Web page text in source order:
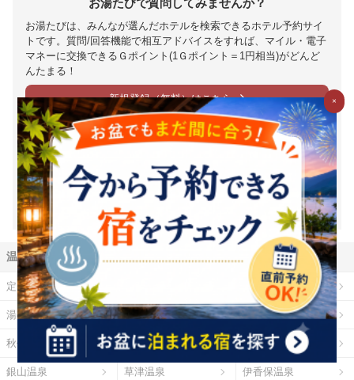
お湯たびは、みんなが選んだホテルを検索できるホテル予約サイ
トです。質問/回答機能で相互アドバイスをすれば、マイル・電子
マネーに交換できるＧポイント(1Ｇポイント＝1円相当)がどんど
んたまる！
新規登録（無料）はこちら
※1Ｇ＝1円相当は、Ｇポイントの価値の目安となります。ポイント
交換時には、原則として交換手数料が発生します。（一部の交換パ
ートナーを除く）また、交換レートや最低交換数量がパートナーご
とに設定されているため、実質的には1円相当を下回ります。（一部
下回らない場合もございます）詳細は各パートナー毎の交換詳細ペ
ージをご確認ください。
温泉地から探す
定山渓温泉 十勝川温泉
湯の川温泉（北海道） 乳頭温泉 鳴子温泉
秋保温泉 東山温泉 蔵王温泉
銀山温泉 草津温泉 伊香保温泉
×